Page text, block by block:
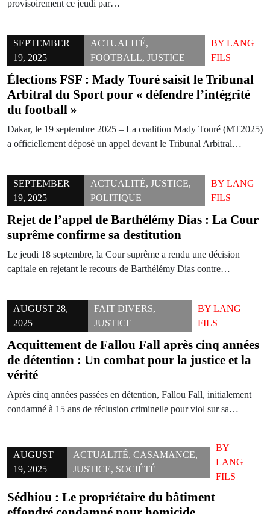
provisoirement ce jeudi par…
SEPTEMBER
19, 2025
ACTUALITÉ,
FOOTBALL, JUSTICE
BY LANG
FILS
Élections FSF : Mady Touré saisit le Tribunal
Arbitral du Sport pour « défendre l’intégrité
du football »
Dakar, le 19 septembre 2025 – La coalition Mady Touré (MT2025)
a officiellement déposé un appel devant le Tribunal Arbitral…
SEPTEMBER
19, 2025
ACTUALITÉ, JUSTICE,
POLITIQUE
BY LANG
FILS
Rejet de l’appel de Barthélémy Dias : La Cour
suprême confirme sa destitution
Le jeudi 18 septembre, la Cour suprême a rendu une décision
capitale en rejetant le recours de Barthélémy Dias contre…
AUGUST 28,
2025
FAIT DIVERS,
JUSTICE
BYLANG
FILS
Acquittement de Fallou Fall après cinq années
de détention : Un combat pour la justice et la
vérité
Après cinq années passées en détention, Fallou Fall, initialement
condamné à 15 ans de réclusion criminelle pour viol sur sa…
AUGUST
19, 2025
ACTUALITÉ,CASAMANCE,
JUSTICE, SOCIÉTÉ
BY
LANG
FILS
Sédhiou : Le propriétaire du bâtiment